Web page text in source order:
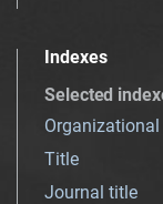
Indexes
Selected
Organizational
Title
Journal title